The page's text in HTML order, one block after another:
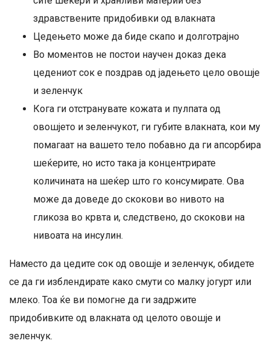
здравствените придобивки од влакната
Цедењето може да биде скапо и долготрајно
Во моментов не постои научен доказ дека
цедениот сок е поздрав од јадењето цело овошје
и зеленчук
Кога ги отстранувате кожата и пулпата од
овошјето и зеленчукот, ги губите влакната, кои му
помагаат на вашето тело побавно да ги апсорбира
шеќерите, но исто така ја концентрирате
количината на шеќер што го консумирате. Ова
може да доведе до скокови во нивото на
гликоза во крвта и, следствено, до скокови на
нивоата на инсулин.
Наместо да цедите сок од овошје и зеленчук, обидете
се да ги изблендирате како смути со малку јогурт или
млеко. Тоа ќе ви помогне да ги задржите
придобивките од влакната од целото овошје и
зеленчук.